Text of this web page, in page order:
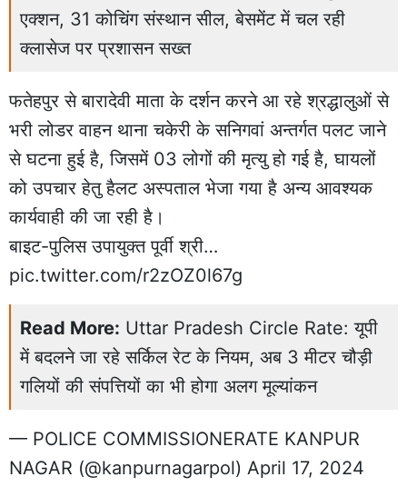
एक्शन, 31 कोचिंग संस्थान सील, बेसमेंट में चल रही
क्लासेज पर प्रशासन सख्त
फतेहपुर से बारादेवी माता के दर्शन करने आ रहे श्रद्धालुओं से
भरी लोडर वाहन थाना चकेरी के सनिगवां अन्तर्गत पलट जाने
से घटना हुई है, जिसमें 03 लोगों की मृत्यु हो गई है, घायलों
को उपचार हेतु हैलट अस्पताल भेजा गया है अन्य आवश्यक
कार्यवाही की जा रही है।
बाइट-पुलिस उपायुक्त पूर्वी श्री…
pic.twitter.com/r2zOZ0l67g
Read More: Uttar Pradesh Circle Rate: यूपी
में बदलने जा रहे सर्किल रेट के नियम, अब 3 मीटर चौड़ी
गलियों की संपत्तियों का भी होगा अलग मूल्यांकन
— POLICE COMMISSIONERATE KANPUR
NAGAR (@kanpurnagarpol) April 17, 2024